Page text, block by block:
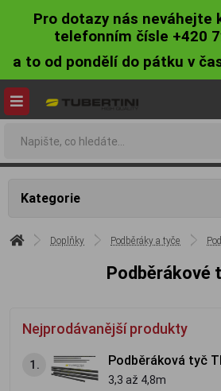
Pro dotazy nás neváhejte
telefonním čísle +420
a to od pondělí do pátku v
Kategorie
Doplňky Podběráky a tyče
Podběrákové
Nejprodávanější produkty
1. Podběráková tyč
3,3 až 4,8m